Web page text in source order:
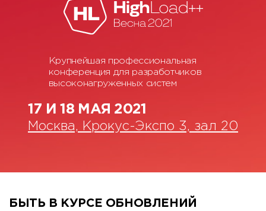
Крупнейшая профессиональная
конференция для разработчиков
высоконагруженных систем
17 И 18 МАЯ 2021
Москва, Крокус-Экспо 3, зал 20
БЫТЬ В КУРСЕ ОБНОВЛЕНИЙ